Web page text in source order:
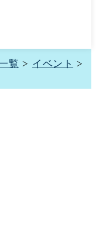
覧 > イベント >